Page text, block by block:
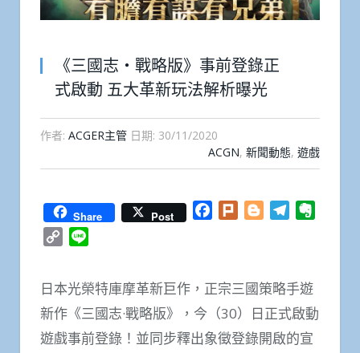
《三國志・戰略版》事前登錄正
式啟動 五大革新玩法解析曝光
作者: ACGER主管 日期: 30/11/2020
ACGN, 新聞動態, 遊戲
Share Post Facebook
Plurk BloggerTelegram
Copy
日本光榮特庫摩革新巨作，正宗三國策略手遊
新作《三國志·戰略版》，今（30）日正式啟動
遊戲事前登錄！並同步釋出象徵登錄開啟的宣